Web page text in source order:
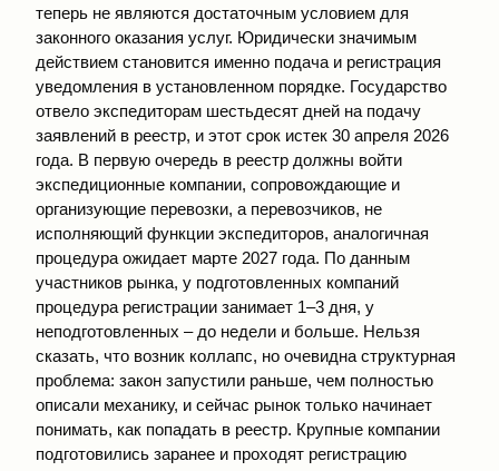
теперь не являются достаточным условием для
законного оказания услуг. Юридически значимым
действием становится именно подача и регистрация
уведомления в установленном порядке. Государство
отвело экспедиторам шестьдесят дней на подачу
заявлений в реестр, и этот срок истек 30 апреля 2026
года. В первую очередь в реестр должны войти
экспедиционные компании, сопровождающие и
организующие перевозки, а перевозчиков, не
исполняющий функции экспедиторов, аналогичная
процедура ожидает марте 2027 года. По данным
участников рынка, у подготовленных компаний
процедура регистрации занимает 1–3 дня, у
неподготовленных – до недели и больше. Нельзя
сказать, что возник коллапс, но очевидна структурная
проблема: закон запустили раньше, чем полностью
описали механику, и сейчас рынок только начинает
понимать, как попадать в реестр. Крупные компании
подготовились заранее и проходят регистрацию